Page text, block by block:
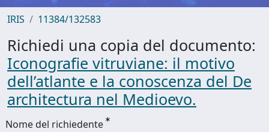
IRIS 11384/132583
Richiedi una copia del documento:
Iconografie vitruviane: il motivo
dell’atlante e la conoscenza del De
architectura nel Medioevo.
Nome del richiedente